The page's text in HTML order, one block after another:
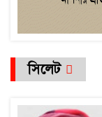
সিলেট